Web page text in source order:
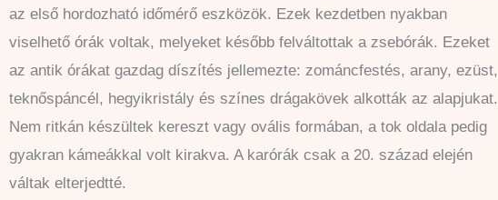
az első hordozható időmérő eszközök. Ezek kezdetben nyakban
viselhető órák voltak, melyeket később felváltottak a zsebórák. Ezeket
az antik órákat gazdag díszítés jellemezte: zománcfestés, arany, ezüst,
teknőspáncél, hegyikristály és színes drágakövek alkották az alapjukat.
Nem ritkán készültek kereszt vagy ovális formában, a tok oldala pedig
gyakran kámeákkal volt kirakva. A karórák csak a 20. század elején
váltak elterjedtté.